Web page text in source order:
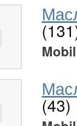
Mobil
(43)